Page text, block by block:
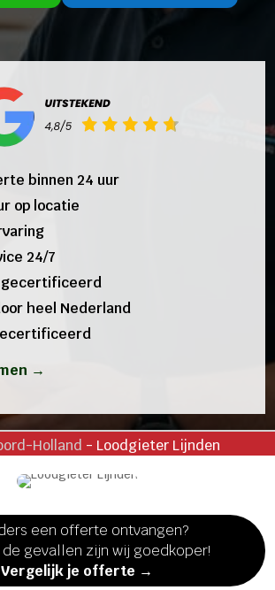
binnen 24 uur
op locatie
24/7
gecertificeerd
heel Nederland
→
Holland - Loodgieter Lijnden
een offerte ontvangen?
de gevallen zijn wij goedkoper!
Vergelijk je offerte →